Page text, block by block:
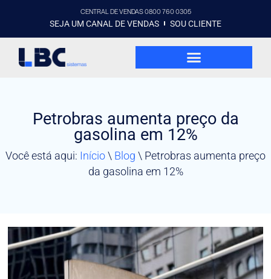
CENTRAL DE VENDAS 0800 760 0305
SEJA UM CANAL DE VENDAS SOU CLIENTE
Petrobras aumenta preço da
gasolina em 12%
Você está aqui: Início\ Blog \ Petrobras aumenta preço
da gasolina em 12%